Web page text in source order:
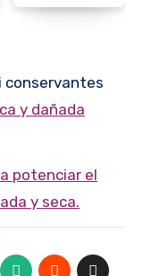
conservantes
y seca.